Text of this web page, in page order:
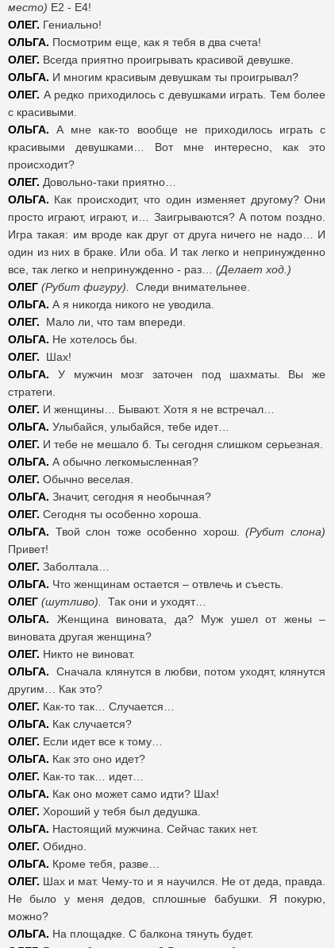
место) Е2 - Е4!
ОЛЕГ. Гениально!
ОЛЬГА. Посмотрим еще, как я тебя в два счета!
ОЛЕГ. Всегда приятно проигрывать красивой девушке.
ОЛЬГА. И многим красивым девушкам ты проигрывал?
ОЛЕГ. А редко приходилось с девушками играть. Тем более
с красивыми.
ОЛЬГА. А мне как-то вообще не приходилось играть с
красивыми девушками… Вот мне интересно, как это
происходит?
ОЛЕГ. Довольно-таки приятно…
ОЛЬГА. Как происходит, что один изменяет другому? Они
просто играют, играют, и… Заигрываются? А потом поздно.
Игра такая: им вроде как друг от друга ничего не надо… И
один из них в браке. Или оба. И так легко и непринужденно
все, так легко и непринужденно - раз… (Делает ход.)
ОЛЕГ (Рубит фигуру).
Следи внимательнее.
ОЛЬГА. А я никогда никого не уводила.
ОЛЕГ. Мало ли, что там впереди.
ОЛЬГА. Не хотелось бы.
ОЛЕГ. Шах!
ОЛЬГА. У мужчин мозг заточен под шахматы. Вы же
стратеги.
ОЛЕГ. И женщины… Бывают. Хотя я не встречал…
ОЛЬГА. Улыбайся, улыбайся, тебе идет…
ОЛЕГ. И тебе не мешало б. Ты сегодня слишком серьезная.
ОЛЬГА. А обычно легкомысленная?
ОЛЕГ. Обычно веселая.
ОЛЬГА. Значит, сегодня я необычная?
ОЛЕГ. Сегодня ты особенно хороша.
ОЛЬГА. Твой слон тоже особенно хорош.(Рубит слона)
Привет!
ОЛЕГ. Заболтала…
ОЛЬГА. Что женщинам остается – отвлечь и съесть.
ОЛЕГ (шутливо).
Так они и уходят…
ОЛЬГА. Женщина виновата, да? Муж ушел от жены –
виновата другая женщина?
ОЛЕГ. Никто не виноват.
ОЛЬГА. Сначала клянутся в любви, потом уходят, клянутся
другим… Как это?
ОЛЕГ. Как-то так… Случается…
ОЛЬГА. Как случается?
ОЛЕГ. Если идет все к тому…
ОЛЬГА. Как это оно идет?
ОЛЕГ. Как-то так… идет…
ОЛЬГА. Как оно может само идти? Шах!
ОЛЕГ. Хороший у тебя был дедушка.
ОЛЬГА. Настоящий мужчина. Сейчас таких нет.
ОЛЕГ. Обидно.
ОЛЬГА. Кроме тебя, разве…
ОЛЕГ. Шах и мат. Чему-то и я научился. Не от деда, правда.
Не было у меня дедов, сплошные бабушки. Я покурю,
можно?
ОЛЬГА. На площадке. С балкона тянуть будет.